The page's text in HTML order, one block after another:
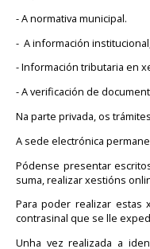
- A normativa municipal.
- A información
- Información tributaria en
- A verificación de
Na parte privada, os
A sede electrónica
Pódense presentar
suma, realizar xestións
Para poder realizar
contrasinal que se lle
Unha vez realizada a